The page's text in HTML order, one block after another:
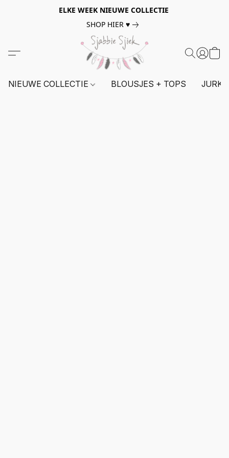
ELKE WEEK NIEUWE COLLECTIE
SHOP HIER ♥
NIEUWE COLLECTIE BLOUSJES + TOPS